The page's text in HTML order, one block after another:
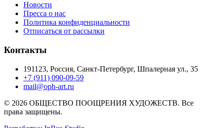
Новости
Пресса о нас
Политика конфиденциальности
Отписаться от рассылки
Контакты
191123, Россия, Санкт-Петербург, Шпалерная ул., 35
+7 (911) 090-09-59
mail@oph-art.ru
© 2026 ОБЩЕСТВО ПООЩРЕНИЯ ХУДОЖЕСТВ. Все
права защищены.